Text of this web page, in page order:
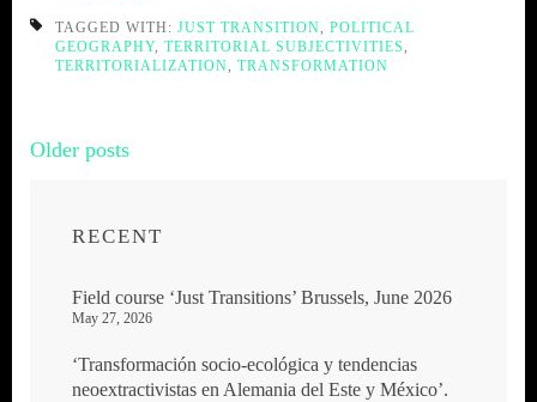
TAGGED WITH: JUST TRANSITION, POLITICAL
GEOGRAPHY, TERRITORIAL SUBJECTIVITIES,
TERRITORIALIZATION, TRANSFORMATION
Posts
Older posts
RECENT
Field course ‘Just Transitions’ Brussels, June 2026
May 27, 2026
‘Transformación socio-ecológica y tendencias
neoextractivistas en Alemania del Este y México’.